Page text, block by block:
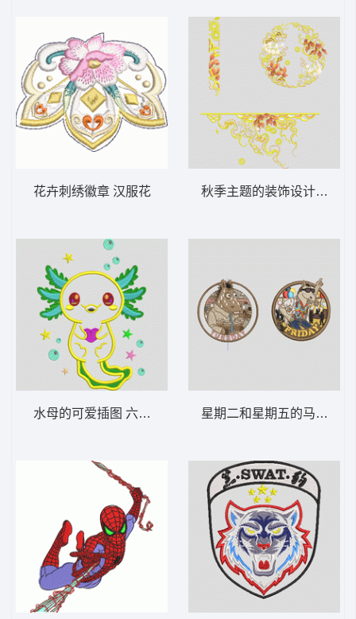
花卉刺绣徽章 汉服花
水母的可爱插图 六角恐龙鱼
秋季主题的装饰设计汉服
星期二和星期五的马匹